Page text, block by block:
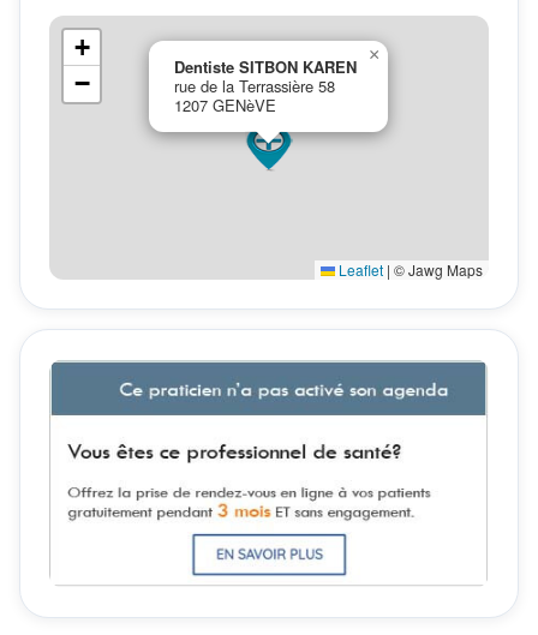
Dentiste SITBON KAREN
rue de la Terrassière 58
1207 GENèVE
×
+
−
Leaflet | © Jawg Maps